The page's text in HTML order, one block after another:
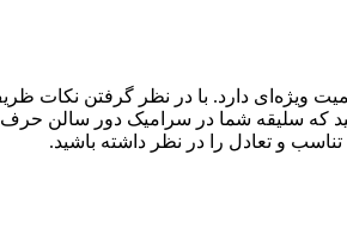
ویژه‌ای دارد. با در نظر گرفتن نکات
باشید که سلیقه شما در سرامیک دور سالن
و تعادل را در نظر داشته باشید.